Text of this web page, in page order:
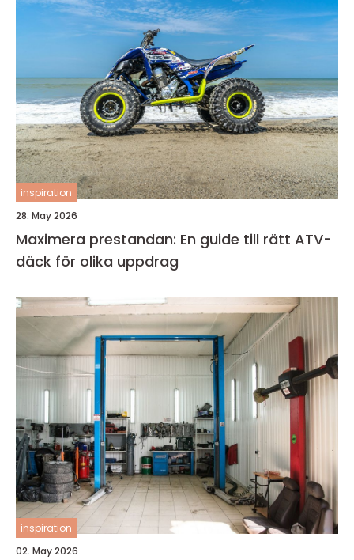
inspiration
28. May 2026
Maximera prestandan: En guide till rätt ATV-
däck för olika uppdrag
inspiration
02. May 2026